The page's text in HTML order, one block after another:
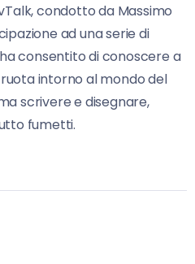
condotto da Massimo
ad una serie di
consentito di conoscere a
intorno al mondo del
scrivere e disegnare,
fumetti.